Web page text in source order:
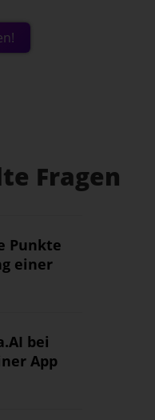
Fragen
Punkte
einer
bei
App